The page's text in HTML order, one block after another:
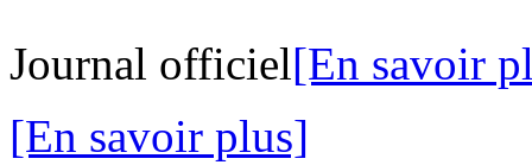
Journal officiel[En savoir
[En savoir plus]